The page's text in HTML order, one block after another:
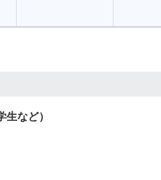
など）